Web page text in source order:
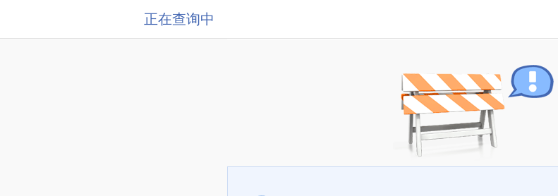
正在查询中